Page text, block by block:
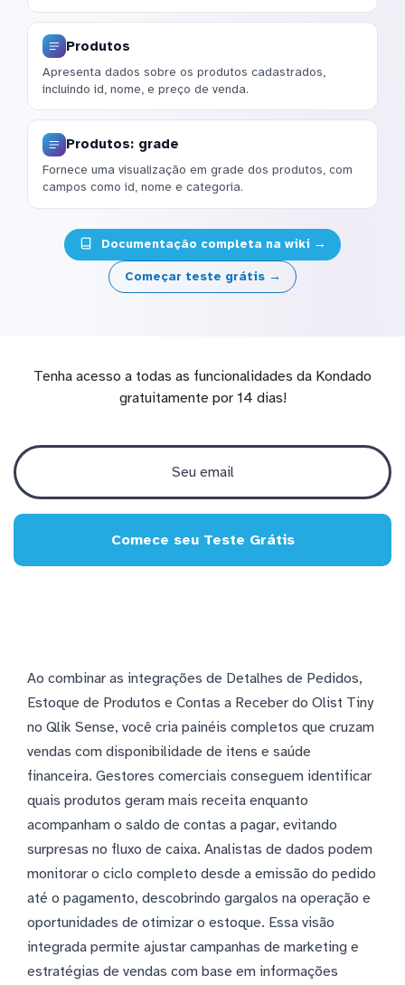
Produtos
Apresenta dados sobre os produtos cadastrados,
incluindo id, nome, e preço de venda.
Produtos: grade
Fornece uma visualização em grade dos produtos, com
campos como id, nome e categoria.
Documentação completa na wiki →
Começar teste grátis →
Tenha acesso a todas as funcionalidades da Kondado
gratuitamente por 14 dias!
Comece seu Teste Grátis
Ao combinar as integrações de Detalhes de Pedidos,
Estoque de Produtos e Contas a Receber do Olist Tiny
no Qlik Sense, você cria painéis completos que cruzam
vendas com disponibilidade de itens e saúde
financeira. Gestores comerciais conseguem identificar
quais produtos geram mais receita enquanto
acompanham o saldo de contas a pagar, evitando
surpresas no fluxo de caixa. Analistas de dados podem
monitorar o ciclo completo desde a emissão do pedido
até o pagamento, descobrindo gargalos na operação e
oportunidades de otimizar o estoque. Essa visão
integrada permite ajustar campanhas de marketing e
estratégias de vendas com base em informações